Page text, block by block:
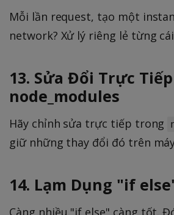
Mỗi lần request, tạo một
network? Xử lý riêng lẻ từng
13. Sửa Đổi Trực
node_modules
Hãy chỉnh sửa trực tiếp trong
giữ những thay đổi đó trên
14. Lạm Dụng "if
Càng nhiều "if else" càng tốt.